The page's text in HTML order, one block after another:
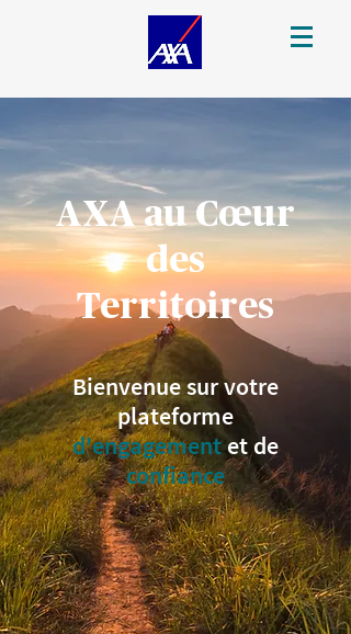
AXA au Cœur
des
Territoires
Bienvenue sur votre
plateforme
d'engagementet de
confiance